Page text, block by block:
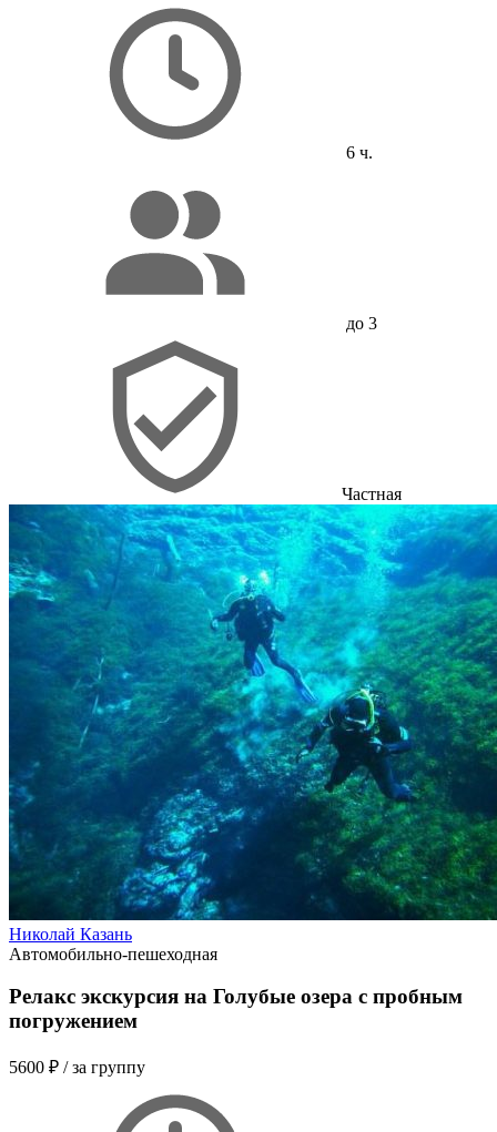
6 ч.
до 3
Частная
Николай Казань
Автомобильно-пешеходная
Релакс экскурсия на Голубые озера с пробным
погружением
5600 ₽ / за группу